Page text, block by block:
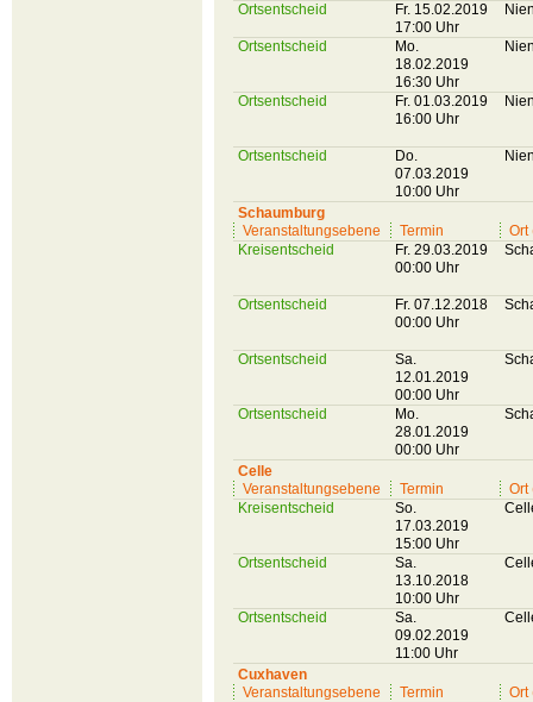
Ortsentscheid
Fr. 15.02.2019
17:00 Uhr
Ortsentscheid
Mo.
18.02.2019
16:30 Uhr
Ortsentscheid
Fr. 01.03.2019
16:00 Uhr
Ortsentscheid
Do.
07.03.2019
10:00 Uhr
Schaumburg
Veranstaltungsebene
Termin
Ort
Kreisentscheid
Fr. 29.03.2019
00:00 Uhr
Ortsentscheid
Fr. 07.12.2018
00:00 Uhr
Ortsentscheid
Sa.
12.01.2019
00:00 Uhr
Ortsentscheid
Mo.
28.01.2019
00:00 Uhr
Celle
Veranstaltungsebene
Termin
Ort
Kreisentscheid
So.
17.03.2019
15:00 Uhr
Ortsentscheid
Sa.
13.10.2018
10:00 Uhr
Ortsentscheid
Sa.
09.02.2019
11:00 Uhr
Cuxhaven
Veranstaltungsebene
Termin
Ort